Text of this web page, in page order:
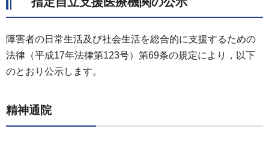
障害者の日常生活及び社会生活を総合的に支援するための
法律（平成17年法律第123号）第69条の規定により，以下
のとおり公示します。
精神通院